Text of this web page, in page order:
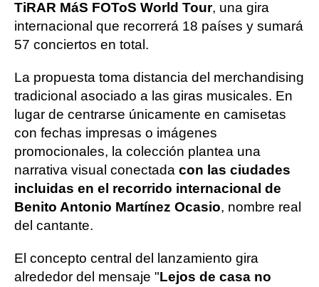
TiRAR MáS FOToS World Tour, una gira
internacional que recorrerá 18 países y sumará
57 conciertos en total.
La propuesta toma distancia del merchandising
tradicional asociado a las giras musicales. En
lugar de centrarse únicamente en camisetas
con fechas impresas o imágenes
promocionales, la colección plantea una
narrativa visual conectada con las ciudades
incluidas en el recorrido internacional de
Benito Antonio Martínez Ocasio, nombre real
del cantante.
El concepto central del lanzamiento gira
alrededor del mensaje "Lejos de casa no